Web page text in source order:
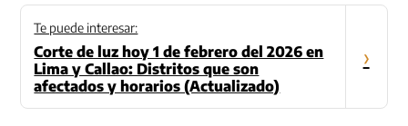
Te puede interesar:
Corte de luz hoy 1 de febrero del 2026 en
Lima y Callao: Distritos que son
afectados y horarios (Actualizado)
›